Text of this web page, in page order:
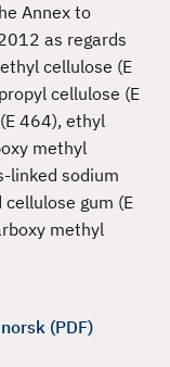
Annex to
as regards
cellulose (E
cellulose (E
464), ethyl
methyl
linked sodium
gum (E
methyl
(PDF)